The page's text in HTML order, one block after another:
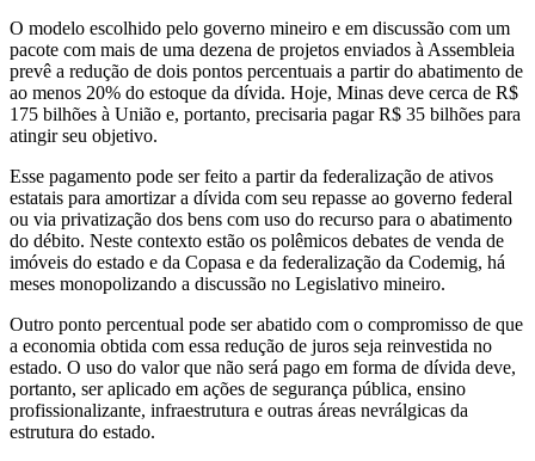
O modelo escolhido pelo governo mineiro e em discussão com um
pacote com mais de uma dezena de projetos enviados à Assembleia
prevê a redução de dois pontos percentuais a partir do abatimento de
ao menos 20% do estoque da dívida. Hoje, Minas deve cerca de R$
175 bilhões à União e, portanto, precisaria pagar R$ 35 bilhões para
atingir seu objetivo.
Esse pagamento pode ser feito a partir da federalização de ativos
estatais para amortizar a dívida com seu repasse ao governo federal
ou via privatização dos bens com uso do recurso para o abatimento
do débito. Neste contexto estão os polêmicos debates de venda de
imóveis do estado e da Copasa e da federalização da Codemig, há
meses monopolizando a discussão no Legislativo mineiro.
Outro ponto percentual pode ser abatido com o compromisso de que
a economia obtida com essa redução de juros seja reinvestida no
estado. O uso do valor que não será pago em forma de dívida deve,
portanto, ser aplicado em ações de segurança pública, ensino
profissionalizante, infraestrutura e outras áreas nevrálgicas da
estrutura do estado.